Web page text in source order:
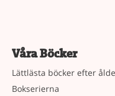
Våra Böcker
Lättlästa böcker efter
Bokserierna